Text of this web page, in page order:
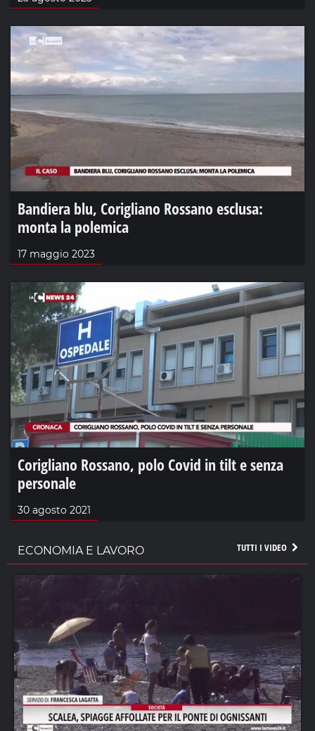
Bandiera blu, Corigliano Rossano esclusa:
monta la polemica
17 maggio 2023
Corigliano Rossano, polo Covid in tilt e senza
personale
30 agosto 2021
TUTTI I VIDEO
ECONOMIA E LAVORO